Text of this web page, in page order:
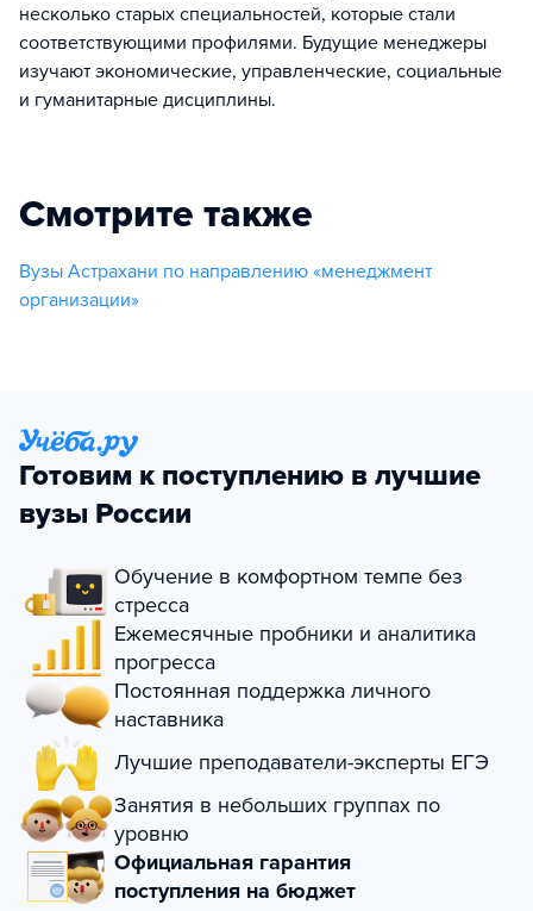
несколько старых специальностей, которые стали
соответствующими профилями. Будущие менеджеры
изучают экономические, управленческие, социальные
и гуманитарные дисциплины.
Смотрите также
Вузы Астрахани по направлению «менеджмент
организации»
Готовим к поступлению в лучшие
вузы России
Обучение в комфортном темпе без
стресса
Ежемесячные пробники и аналитика
прогресса
Постоянная поддержка личного
наставника
Лучшие преподаватели-эксперты ЕГЭ
Занятия в небольших группах по
уровню
Официальная гарантия
поступления на бюджет